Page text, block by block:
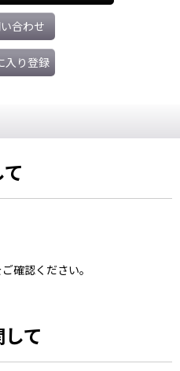
合わせ
入り登録
確認ください。
て